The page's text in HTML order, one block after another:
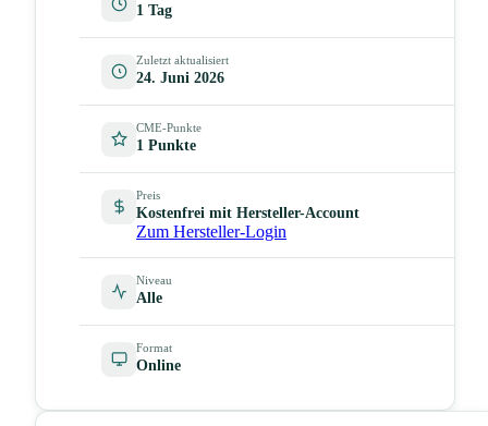
1 Tag
Zuletzt aktualisiert
24. Juni 2026
CME-Punkte
1 Punkte
Preis
Kostenfrei mit Hersteller-Account
Zum Hersteller-Login
Niveau
Alle
Format
Online